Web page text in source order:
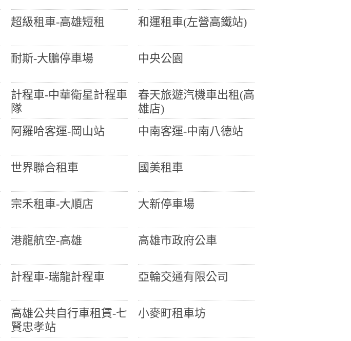
超級租車-高雄短租 和運租車(左營高鐵站)
耐斯-大鵬停車場 中央公園
計程車-中華衛星計程車
隊
春天旅遊汽機車出租(高
雄店)
阿羅哈客運-岡山站 中南客運-中南八德站
世界聯合租車 國美租車
宗禾租車-大順店 大新停車場
港龍航空-高雄 高雄市政府公車
計程車-瑞龍計程車 亞輪交通有限公司
高雄公共自行車租賃-七
賢忠孝站
小麥町租車坊